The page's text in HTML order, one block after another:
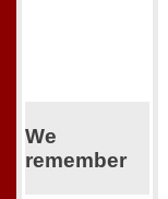
We
remember